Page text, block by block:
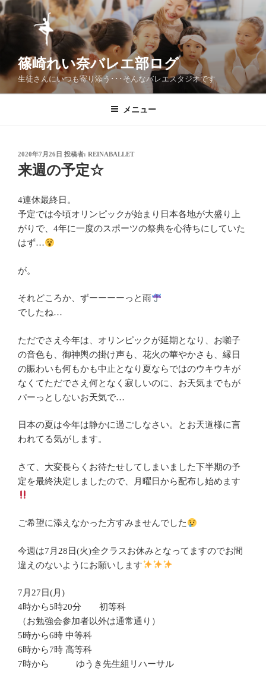
コ
ン
テ
へ
ス
篠崎れい奈バレエ部ログ
生徒さんにいつも寄り添う･･･そんなバレエスタジオです
メニュー
投
稿
日:
2020年7月26日 投稿者: REINABALLET
来週の予定☆
4連休最終日。
予定では今頃オリンピックが始まり日本各地が大盛り上
がりで、4年に一度のスポーツの祭典を心待ちにしていた
はず…
が。
それどころか、ずーーーーっと雨
でしたね…
ただでさえ今年は、オリンピックが延期となり、お囃子
の音色も、御神輿の掛け声も、花火の華やかさも、縁日
の賑わいも何もかも中止となり夏ならではのウキウキが
なくてただでさえ何となく寂しいのに、お天気までもが
パーっとしないお天気で…
日本の夏は今年は静かに過ごしなさい。とお天道様に言
われてる気がします。
さて、大変長らくお待たせしてしまいました下半期の予
定を最終決定しましたので、月曜日から配布し始めます
ご希望に添えなかった方すみませんでした
今週は7月28日(火)全クラスお休みとなってますのでお間
違えのないようにお願いします
7月27日(月)
4時から5時20分 初等科
（お勉強会参加者以外は通常通り）
5時から6時 中等科
6時から7時 高等科
7時から ゆうき先生組リハーサル